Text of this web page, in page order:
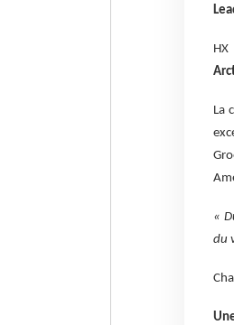
HX
La
«
du